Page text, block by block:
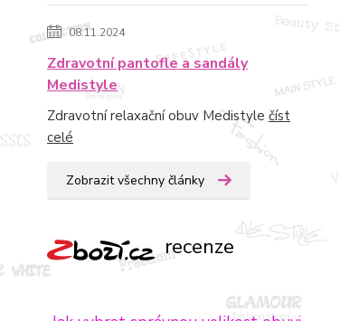
08.11.2024
Zdravotní pantofle a sandály
Medistyle
Zdravotní relaxační obuv Medistyle číst
celé
Zobrazit všechny články
recenze